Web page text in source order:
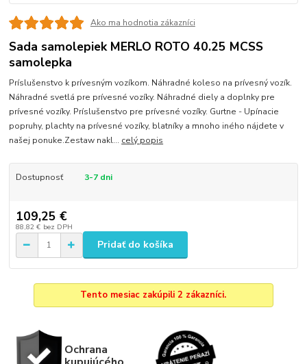
Ako ma hodnotia zákazníci
Sada samolepiek MERLO ROTO 40.25 MCSS
samolepka
Príslušenstvo k prívesným vozíkom. Náhradné koleso na prívesný vozík.
Náhradné svetlá pre prívesné vozíky. Náhradné diely a doplnky pre
prívesné vozíky. Príslušenstvo pre prívesné vozíky. Gurtne - Upínacie
popruhy, plachty na prívesné vozíky, blatníky a mnoho iného nájdete v
našej ponuke.Zestaw nakl... celý popis
Dostupnosť 3-7 dni
109,25 €
88,82 € bez DPH
Pridať do košíka
Tento mesiac zakúpili 2 zákazníci.
Ochrana